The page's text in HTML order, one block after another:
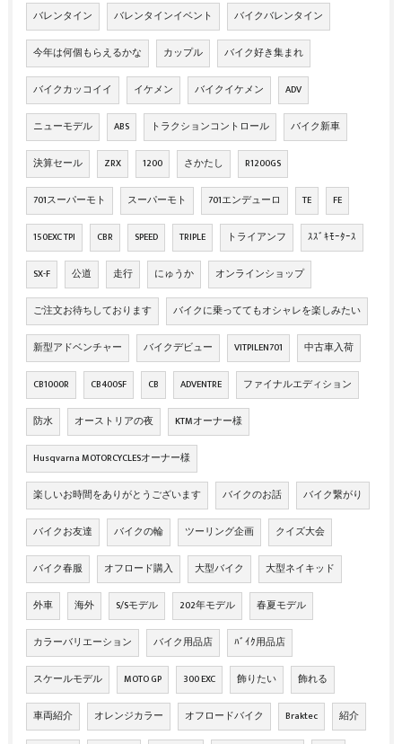
バレンタイン バレンタインイベント バイクバレンタイン
今年は何個もらえるかな カップル バイク好き集まれ
バイクカッコイイ イケメン バイクイケメン ADV
ニューモデル ABS トラクションコントロール バイク新車
決算セール ZRX 1200 さかたし R1200GS
701スーパーモト スーパーモト 701エンデューロ TE FE
150EXC TPI CBR SPEED TRIPLE トライアンフ ｽｽﾞｷﾓｰﾀｰｽ
SX-F 公道 走行 にゅうか オンラインショップ
ご注文お待ちしております バイクに乗っててもオシャレを楽しみたい
新型アドベンチャー バイクデビュー VITPILEN701 中古車入荷
CB1000R CB400SF CB ADVENTRE ファイナルエディション
防水 オーストリアの夜 KTMオーナー様
Husqvarna MOTORCYCLESオーナー様
楽しいお時間をありがとうございます バイクのお話 バイク繋がり
バイクお友達 バイクの輪 ツーリング企画 クイズ大会
バイク春服 オフロード購入 大型バイク 大型ネイキッド
外車 海外 S/Sモデル 202年モデル 春夏モデル
カラーバリエーション バイク用品店 ﾊﾞｲｸ用品店
スケールモデル MOTO GP 300 EXC 飾りたい 飾れる
車両紹介 オレンジカラー オフロードバイク Braktec 紹介